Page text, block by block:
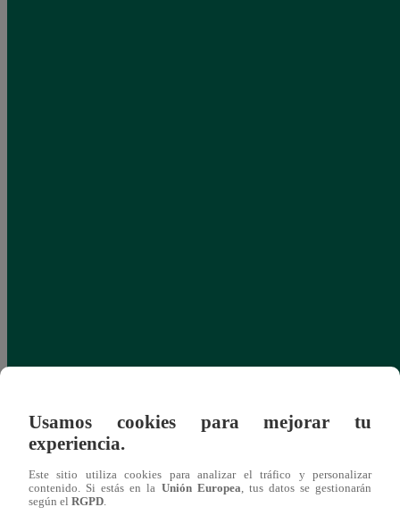
Usamos cookies para mejorar tu
experiencia.
Este sitio utiliza cookies para analizar el tráfico y personalizar
contenido. Si estás en la Unión Europea , tus datos se gestionarán
según el RGPD